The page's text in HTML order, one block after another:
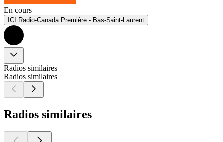
En cours
ICI Radio-Canada Première - Bas-Saint-Laurent
Radios similaires
Radios similaires
Radios similaires